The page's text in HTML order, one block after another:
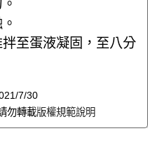
至蛋液凝固，至八分
7/30
勿轉載版權規範說明